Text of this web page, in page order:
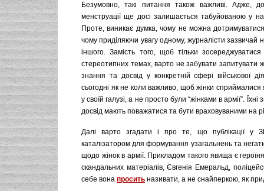
Безумовно, такі питання також важливі. Адже,
менструації ще досі залишається табуйованою у
Проте, виникає думка, чому не можна
чому приділяючи увагу одному, журналісти зазвичай
іншого. Замість того, щоб тільки
стереотипних темах, варто не забувати запитувати
знання та досвід у конкретній сфері військової
сьогодні як не коли важливо, щоб жінки сприймалися
у своїй галузі, а не просто були “жінками в армії”.
досвід мають поважатися та бути враховуваними на
Далі варто згадати і про те, що публікації у
каталізатором для формування узагальнень та
щодо жінок в армії. Прикладом такого явища є героїня
скандальних матеріалів, Євгенія Емеральд,
себе вона просить називати, а не снайперкою, як